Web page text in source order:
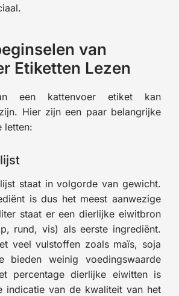
van
Etiketten Lezen
een kattenvoer etiket kan
Hier zijn een paar belangrijke
letten:
staat in volgorde van gewicht.
is dus het meest aanwezige
staat er een dierlijke eiwitbron
rund, vis) als eerste ingrediënt.
veel vulstoffen zoals maïs, soja
bieden weinig voedingswaarde
percentage dierlijke eiwitten is
indicatie van de kwaliteit van het